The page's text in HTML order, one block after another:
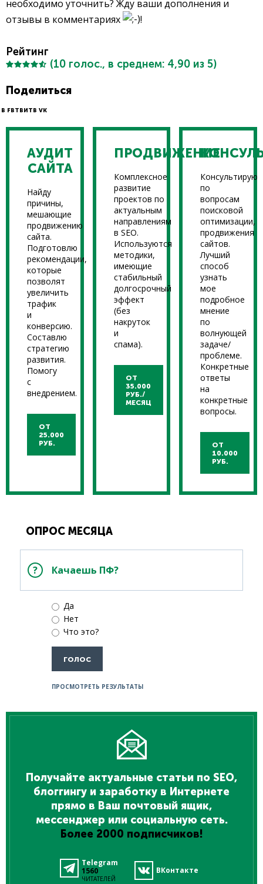
необходимо уточнить? Жду ваши дополнения и
отзывы в комментариях
!
Рейтинг
(10 голос., в среднем: 4,90 из 5)
Поделиться
В FBТВИТВ VK
АУДИТ
САЙТА
Найду
причины,
мешающие
продвижению
сайта.
Подготовлю
рекомендации,
которые
позволят
увеличить
трафик
и
конверсию.
Составлю
стратегию
развития.
Помогу
с
внедрением.
ОТ
25.000
РУБ.
ПРОДВИЖЕНИЕ
Комплексное
развитие
проектов по
актуальным
направлениям
в SEO.
Используются
методики,
имеющие
стабильный
долгосрочный
эффект
(без
накруток
и
спама).
ОТ
35.000
РУБ./
МЕСЯЦ
Консультирую
по
вопросам
поисковой
оптимизации,
продвижения
сайтов.
Лучший
способ
узнать
мое
подробное
мнение
по
волнующей
задаче/
проблеме.
Конкретные
ответы
на
конкретные
вопросы.
ОТ
10.000
РУБ.
ОПРОС МЕСЯЦА
Качаешь ПФ?
Да
Нет
Что это?
ПРОСМОТРЕТЬ РЕЗУЛЬТАТЫ
Получайте актуальные статьи по SEO,
блоггингу и заработку в Интернете
прямо в Ваш почтовый ящик,
мессенджер или социальную сеть.
Более 2000 подписчиков!
Telegram
1560
ЧИТАТЕЛЕЙ
ВКонтакте